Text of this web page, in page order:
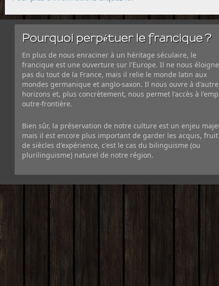
Pourquoi perpétuer le francique ?
En plus de nous enraciner à un héritage séculaire, le
francique est une ouverture sur l'Europe. Il ne nous éloigne
pas du tout de la France, mais il relie le monde latin aux
mondes germanique et anglo-saxon. Il nous ouvre à
horizons et, plus concrètement, nous permet l'accès à
outre-frontière.
Bien sûr, la préservation de notre culture est un enjeu
mais il est encore plus important de garder les acquis, fruit
de siècles d'expérience, c'est le cas du bilinguisme (ou
plurilinguisme) naturel de notre région.